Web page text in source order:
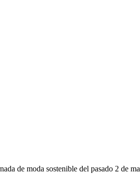
de moda sostenible del pasado 2 de